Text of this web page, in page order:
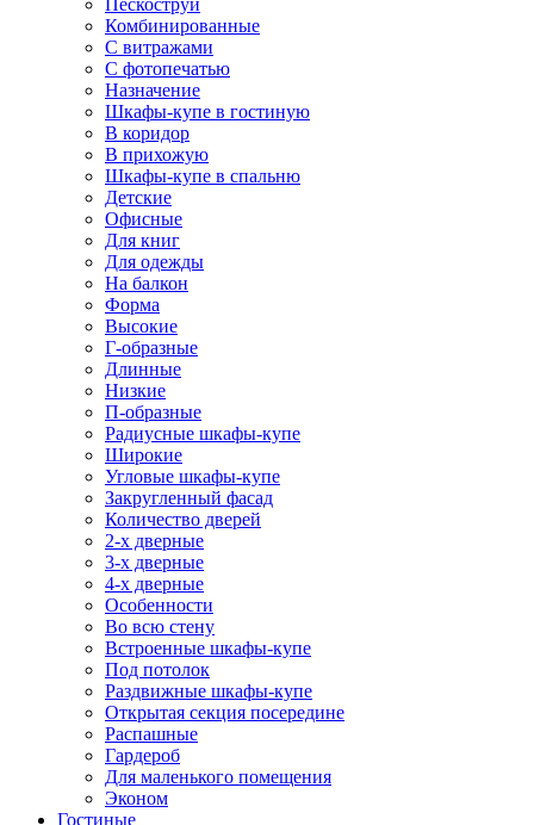
Пескоструй
Комбинированные
С витражами
С фотопечатью
Назначение
Шкафы-купе в гостиную
В коридор
В прихожую
Шкафы-купе в спальню
Детские
Офисные
Для книг
Для одежды
На балкон
Форма
Высокие
Г-образные
Длинные
Низкие
П-образные
Радиусные шкафы-купе
Широкие
Угловые шкафы-купе
Закругленный фасад
Количество дверей
2-х дверные
3-х дверные
4-х дверные
Особенности
Во всю стену
Встроенные шкафы-купе
Под потолок
Раздвижные шкафы-купе
Открытая секция посередине
Распашные
Гардероб
Для маленького помещения
Эконом
Гостиные